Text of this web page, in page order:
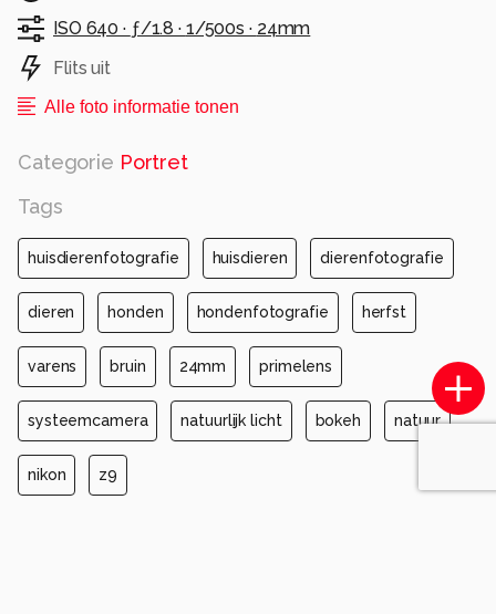
ISO 640 · ƒ/1.8 · 1/500s · 24mm
Flits uit
Alle foto informatie tonen
Categorie Portret
Tags
huisdierenfotografie huisdieren dierenfotografie
dieren honden hondenfotografie herfst
varens bruin 24mm primelens
systeemcamera natuurlijk licht bokeh natuur
nikon z9